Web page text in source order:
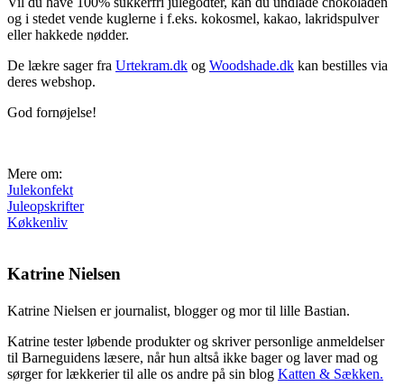
og i stedet vende kuglerne i f.eks. kokosmel, kakao, lakridspulver
eller hakkede nødder.
De lækre sager fra Urtekram.dk og Woodshade.dk kan bestilles via
deres webshop.
God fornøjelse!
Mere om:
Julekonfekt
Juleopskrifter
Køkkenliv
Katrine Nielsen
Katrine Nielsen er journalist, blogger og mor til lille Bastian.
Katrine tester løbende produkter og skriver personlige anmeldelser
til Barneguidens læsere, når hun altså ikke bager og laver mad og
sørger for lækkerier til alle os andre på sin blog Katten & Sækken.